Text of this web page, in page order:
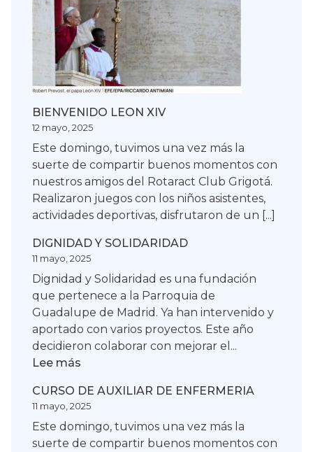
BIENVENIDO LEON XIV
12 mayo, 2025
Este domingo, tuvimos una vez más la
suerte de compartir buenos momentos con
nuestros amigos del Rotaract Club Grigotá.
Realizaron juegos con los niños asistentes,
actividades deportivas, disfrutaron de un [...]
DIGNIDAD Y SOLIDARIDAD
11 mayo, 2025
Dignidad y Solidaridad es una fundación
que pertenece a la Parroquia de
Guadalupe de Madrid. Ya han intervenido y
aportado con varios proyectos. Este año
decidieron colaborar con mejorar el...
Lee más
Y
SOLIDARIDAD
CURSO DE AUXILIAR DE ENFERMERIA
11 mayo, 2025
Este domingo, tuvimos una vez más la
suerte de compartir buenos momentos con